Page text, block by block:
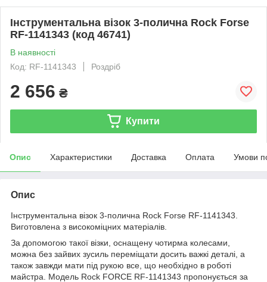
Інструментальна візок 3-полична Rock Forse
RF-1141343 (код 46741)
В наявності
Код: RF-1141343
Роздріб
2 656 ₴
Купити
Опис Характеристики Доставка Оплата Умови
Опис
Інструментальна візок 3-полична Rock Forse RF-1141343.
Виготовлена з високоміцних матеріалів.
За допомогою такої візки, оснащену чотирма колесами,
можна без зайвих зусиль переміщати досить важкі деталі, а
також завжди мати під рукою все, що необхідно в роботі
майстра. Модель Rock FORCE RF-1141343 пропонується за